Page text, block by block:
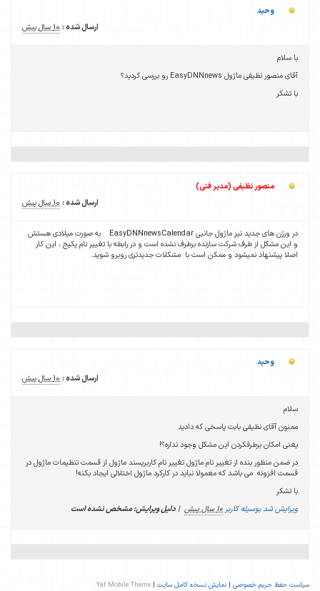
وحید
ارسال شده : 10 سال پیش
با سلام
آقای منصور نظیفی ماژول EasyDNNnews رو بررسی کردید؟
با تشکر
منصور نظیفی (مدیر فنی)
ارسال شده : 10 سال پیش
در ورژن های جدید نیز ماژول جانبیEasyDNNnewsCalendar
به صورت میلادی هستش
و این مشکل از طرف شرکت سازنده برطرف نشده است و در رابطه با تغییر نام پکیج ، این کار
اصلا پیشنهاد نمیشود و ممکن است با مشکلات جدیدتری روبرو شوید.
وحید
ارسال شده : 10 سال پیش
سلام
ممنون آقای نظیفی بابت پاسخی که دادید
یعنی امکان برطرفکردن این مشکل وجود نداره؟!
در ضمن منظور بنده از تغییر نام ماژول تغییر نام کاربرپسند ماژول از قسمت تنظیمات ماژول در
قسمت افزونه می باشد که معمولا نباید در کارکرد ماژول اختلالی ایجاد بکنه!
با تشکر
ویرایش شد بوسیله کاربر 10 سال پیش |دلیل ویرایش: مشخص نشده است
سیاست حفظ حریم خصوصی | نمایش نسخه کامل سایت |
Yaf Mobile Theme